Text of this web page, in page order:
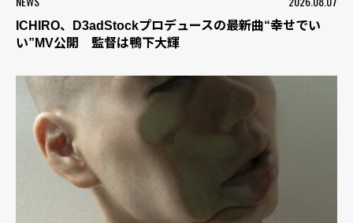
ICHIRO、D3adStockプロデュースの最新曲“幸せでい
い”MV公開 監督は鴨下大輝